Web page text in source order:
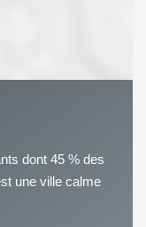
dont 45 % des
une ville calme